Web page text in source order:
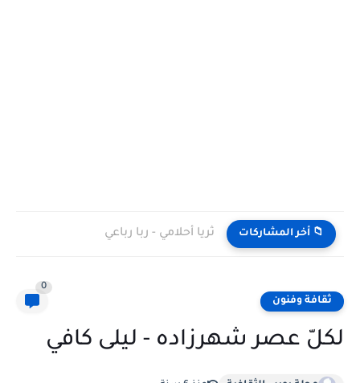
📁 أخر المشاركات ثريا أحلامي - ربا رباعي
ثقافة وفنون
0
لكلّ عصر شهرزاده - ليلى كافي